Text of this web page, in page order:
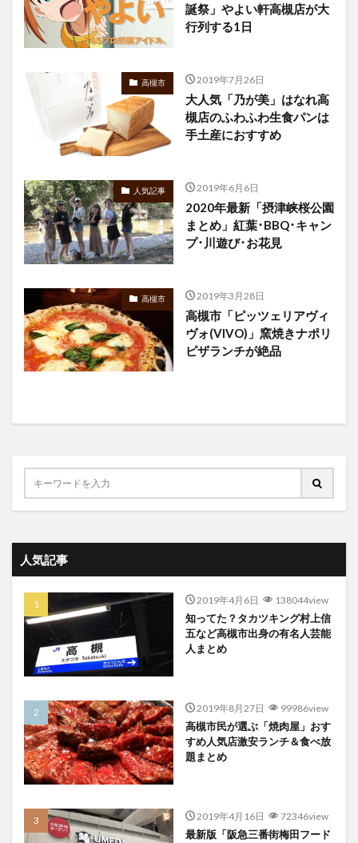
誕祭」やよい軒高槻店が大
行列する1日
高槻市 2019年7月26日
大人気「乃が美」はなれ高
槻店のふわふわ生食パンは
手土産におすすめ
人気記事 2019年6月6日
2020年最新「摂津峡桜公園
まとめ」紅葉･BBQ･キャン
プ･川遊び･お花見
高槻市 2019年3月28日
高槻市「ピッツェリアヴィ
ヴォ(VIVO)」窯焼きナポリ
ピザランチが絶品
人気記事
2019年4月6日 138044view
知ってた？タカツキング村上信
五など高槻市出身の有名人芸能
人まとめ
2019年8月27日 99986view
高槻市民が選ぶ「焼肉屋」おす
すめ人気店激安ランチ＆食べ放
題まとめ
2019年4月16日 72346view
最新版「阪急三番街梅田フード